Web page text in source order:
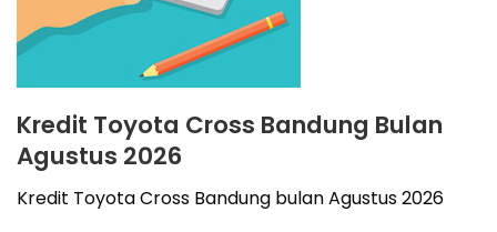
Kredit Toyota Cross Bandung Bulan
Agustus 2026
Kredit Toyota Cross Bandung bulan Agustus 2026